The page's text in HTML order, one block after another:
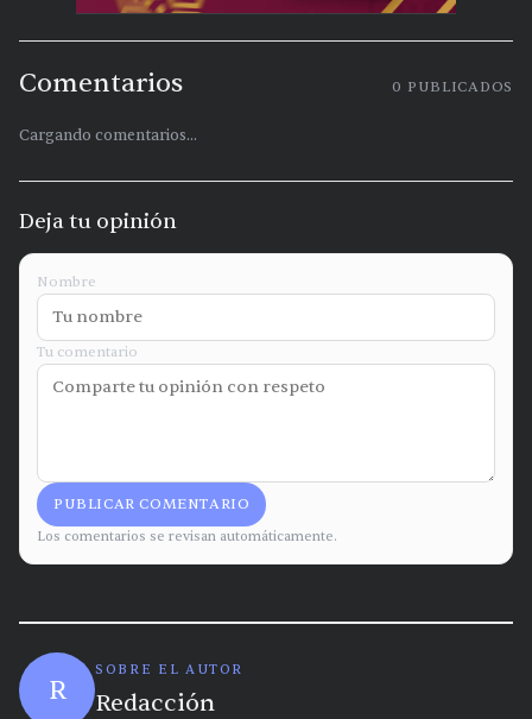
Comentarios 0 PUBLICADOS
Cargando comentarios...
Deja tu opinión
Nombre
Tu comentario
PUBLICAR COMENTARIO
Los comentarios se revisan automáticamente.
R
SOBRE EL AUTOR
Redacción